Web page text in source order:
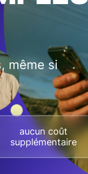
même si
aucun coût
supplémentaire